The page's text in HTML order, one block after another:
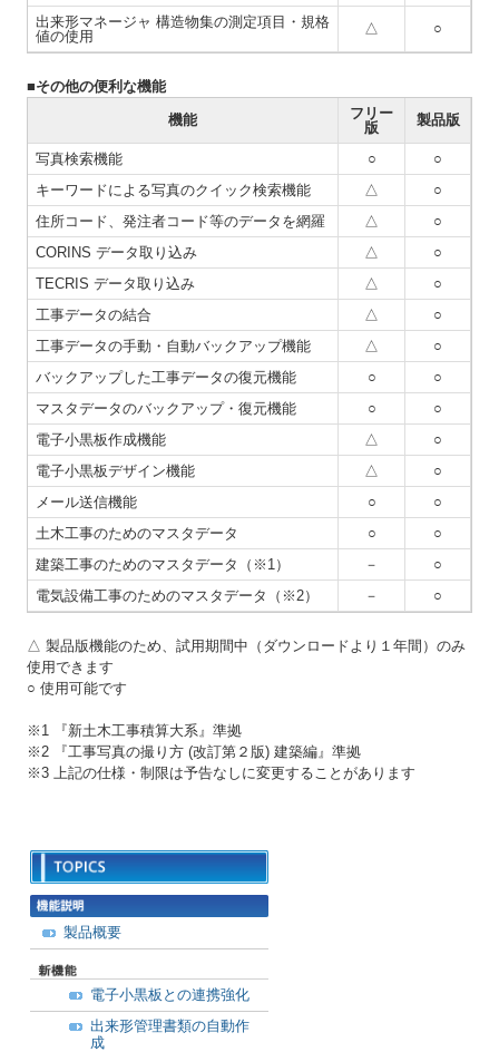
出来形マネージャ 構造物集の測定項目・規格
値の使用
△ ○
■その他の便利な機能
機能
フリー
版
製品版
写真検索機能 ○
○
キーワードによる写真のクイック検索機能
△
○
住所コード、発注者コード等のデータを網羅
△
○
CORINS データ取り込み
△
○
TECRIS データ取り込み
△
○
工事データの結合
△
○
工事データの手動・自動バックアップ機能
△
○
バックアップした工事データの復元機能
○
○
マスタデータのバックアップ・復元機能
○
○
電子小黒板作成機能
△
○
電子小黒板デザイン機能
△
○
メール送信機能
○
○
土木工事のためのマスタデータ
○
○
建築工事のためのマスタデータ（※1）
－
○
電気設備工事のためのマスタデータ（※2）
－ ○
△ 製品版機能のため、試用期間中（ダウンロードより１年間）のみ
使用できます
○ 使用可能です
※1 『新土木工事積算大系』準拠
※2 『工事写真の撮り方 (改訂第２版) 建築編』準拠
※3 上記の仕様・制限は予告なしに変更することがあります
製品概要
電子小黒板との連携強化
出来形管理書類の自動作
成